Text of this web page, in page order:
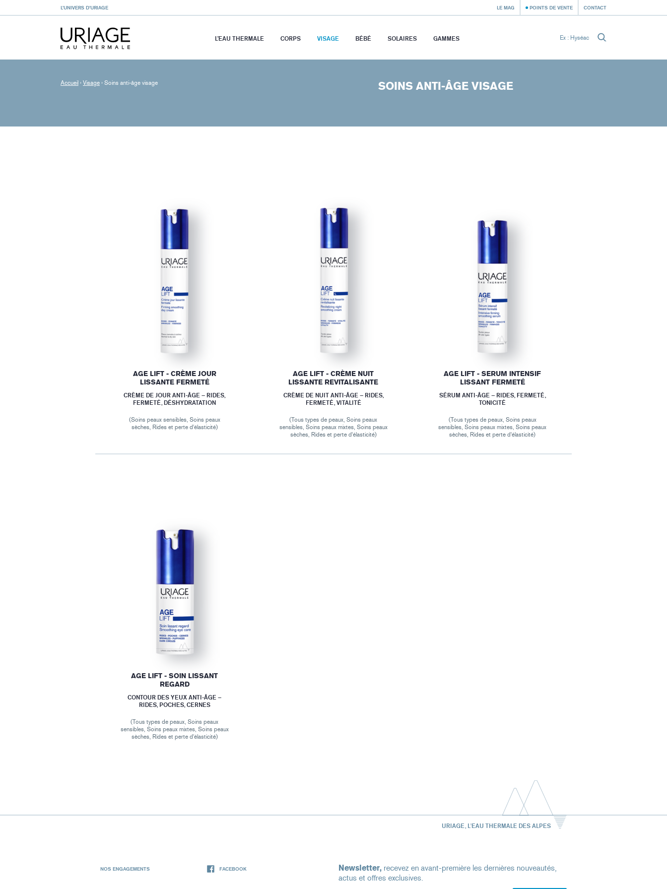
L’UNIVERS D’URIAGE LE MAG POINTS DE VENTE CONTACT
L’EAU THERMALE CORPS VISAGE BÉBÉ SOLAIRES GAMMES
Accueil › Visage › Soins anti-âge visage SOINS ANTI-ÂGE VISAGE
AGE LIFT - CRÈME JOUR
LISSANTE FERMETÉ
CRÈME DE JOUR ANTI-ÂGE – RIDES,
FERMETÉ, DÉSHYDRATATION
(Soins peaux sensibles, Soins peaux
sèches, Rides et perte d'élasticité)
AGE LIFT - CRÈME NUIT
LISSANTE REVITALISANTE
CRÈME DE NUIT ANTI-ÂGE – RIDES,
FERMETÉ, VITALITÉ
(Tous types de peaux, Soins peaux
sensibles, Soins peaux mixtes, Soins peaux
sèches, Rides et perte d'élasticité)
AGE LIFT - SERUM INTENSIF
LISSANT FERMETÉ
SÉRUM ANTI-ÂGE – RIDES, FERMETÉ,
TONICITÉ
(Tous types de peaux, Soins peaux
sensibles, Soins peaux mixtes, Soins peaux
sèches, Rides et perte d'élasticité)
AGE LIFT - SOIN LISSANT
REGARD
CONTOUR DES YEUX ANTI-ÂGE –
RIDES, POCHES, CERNES
(Tous types de peaux, Soins peaux
sensibles, Soins peaux mixtes, Soins peaux
sèches, Rides et perte d'élasticité)
URIAGE, L'EAU THERMALE DES ALPES
NOS ENGAGEMENTS FACEBOOK Newsletter, recevez en avant-première les dernières nouveautés,
actus et offres exclusives.